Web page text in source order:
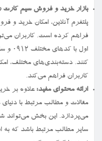
بازار خرید و فروش سیم کارت
پلتفرم آنلاین، امکان خرید
فراهم کرده است. کاربران
اول
کنند. دسته‌بندی‌های مختلف،
کاربران فراهم می‌کند.
ارائه محتوای مفید:
مقالات و مطالب مرتبط با دنیای
می‌پردازد. این بخش می‌تواند
سایر مطالب مرتبط باشد که به